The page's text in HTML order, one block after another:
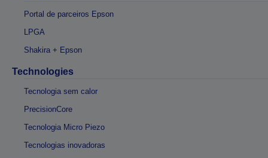
Portal de parceiros Epson
LPGA
Shakira + Epson
Technologies
Tecnologia sem calor
PrecisionCore
Tecnologia Micro Piezo
Tecnologias inovadoras